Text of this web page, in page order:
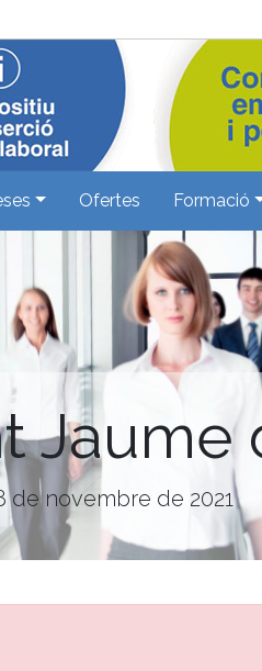
Ofertes Formació
Jaume
de novembre de 2021